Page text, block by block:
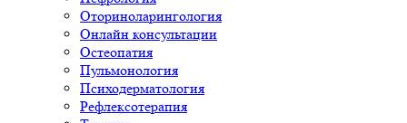
Оториноларингология
Онлайн консультации
Остеопатия
Пульмонология
Психодерматология
Рефлексотерапия